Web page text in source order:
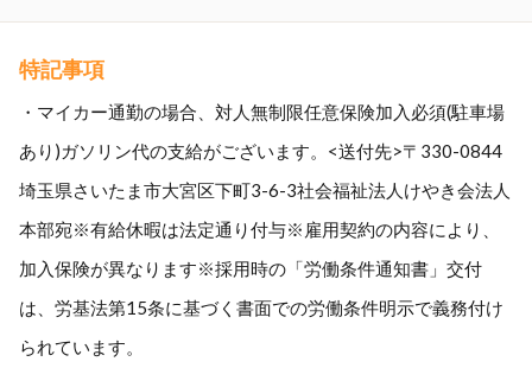
特記事項
・マイカー通勤の場合、対人無制限任意保険加入必須(駐車場
あり)ガソリン代の支給がございます。<送付先>〒330-0844
埼玉県さいたま市大宮区下町3-6-3社会福祉法人けやき会法人
本部宛※有給休暇は法定通り付与※雇用契約の内容により、
加入保険が異なります※採用時の「労働条件通知書」交付
は、労基法第15条に基づく書面での労働条件明示で義務付け
られています。